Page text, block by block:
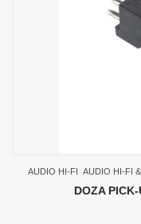
AUDIO HI-FI AUDIO HI-FI
DOZA